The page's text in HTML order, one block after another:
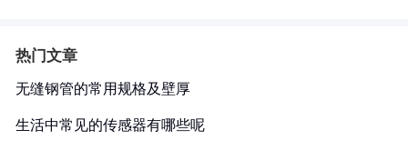
热门文章
无缝钢管的常用规格及壁厚
生活中常见的传感器有哪些呢